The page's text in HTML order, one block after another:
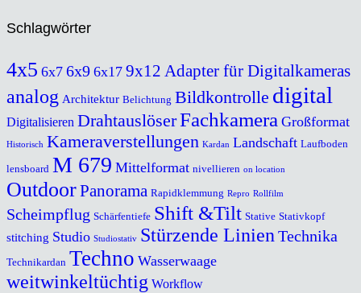
Schlagwörter
4x5 6x7 6x9 6x17 9x12 Adapter für Digitalkameras
analog Architektur Belichtung Bildkontrolle digital
Digitalisieren DrahtauslöserFachkamera Großformat
Historisch Kameraverstellungen Kardan Landschaft Laufboden
lensboard M 679 Mittelformat nivellieren on location
OutdoorPanorama Rapidklemmung Repro Rollfilm
Scheimpflug Schärfentiefe Shift &Tilt Stative Stativkopf
stitching Studio Studiostativ Stürzende Linien Technika
Technikardan Techno Wasserwaage
weitwinkeltüchtig Workflow